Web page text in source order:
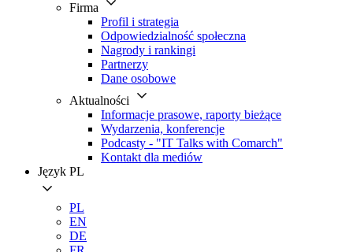
Firma
Profil i strategia
Odpowiedzialność społeczna
Nagrody i rankingi
Partnerzy
Dane osobowe
Aktualności
Informacje prasowe, raporty bieżące
Wydarzenia, konferencje
Podcasty - "IT Talks with Comarch"
Kontakt dla mediów
Język PL
PL
EN
DE